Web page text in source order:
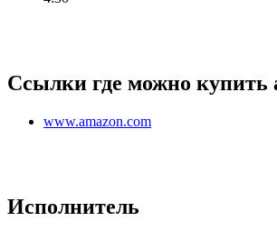
Ссылки где можно
www.amazon.com
Исполнитель